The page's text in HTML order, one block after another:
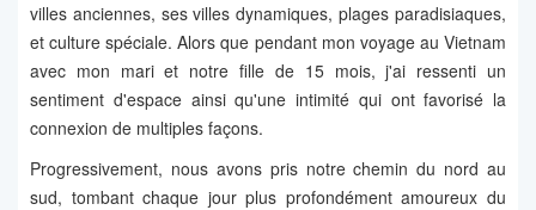
villes anciennes, ses villes dynamiques, plages paradisiaques,
et culture spéciale. Alors que pendant mon voyage au Vietnam
avec mon mari et notre fille de 15 mois, j'ai ressenti un
sentiment d'espace ainsi qu'une intimité qui ont favorisé la
connexion de multiples façons.
Progressivement, nous avons pris notre chemin du nord au
sud, tombant chaque jour plus profondément amoureux du